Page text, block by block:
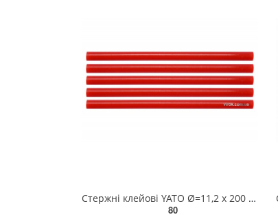
Стержні клейові YATO Ø=11,2 х 200 мм, червоні .уп. 5 шт. [40/120] YT-82434
80